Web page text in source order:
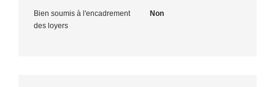
Bien soumis à l'encadrement
des loyers
Non